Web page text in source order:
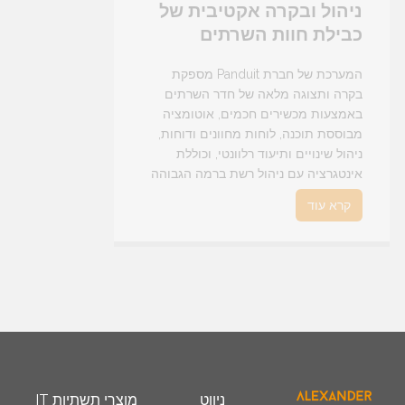
ניהול ובקרה אקטיבית של
כבילת חוות השרתים
המערכת של חברת Panduit מספקת
בקרה ותצוגה מלאה של חדר השרתים
באמצעות מכשירים חכמים, אוטומציה
מבוססת תוכנה, לוחות מחוונים ודוחות,
ניהול שינויים ותיעוד רלוונטי, וכוללת
אינטגרציה עם ניהול רשת ברמה הגבוהה
ביותר ופלטפורמות של מדור השירות.
קרא עוד
ניווט מוצרי תשתיות IT